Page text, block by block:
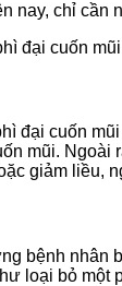
nay, chỉ
đại cuốn
đại cuốn
mũi.
giảm liều,
bệnh nhân
loại bỏ một